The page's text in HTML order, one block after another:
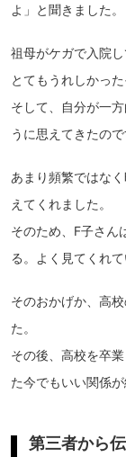
よ」と聞きました。
祖母がケガで入院
とてもうれしかった
そして、自分が一
うに思えてきたので
あまり頻繁ではな
えてくれました。
そのため、F子さん
る。よく見てくれ
そのおかげか、高
た。
その後、高校を卒
た今でもいい関係
第三者から